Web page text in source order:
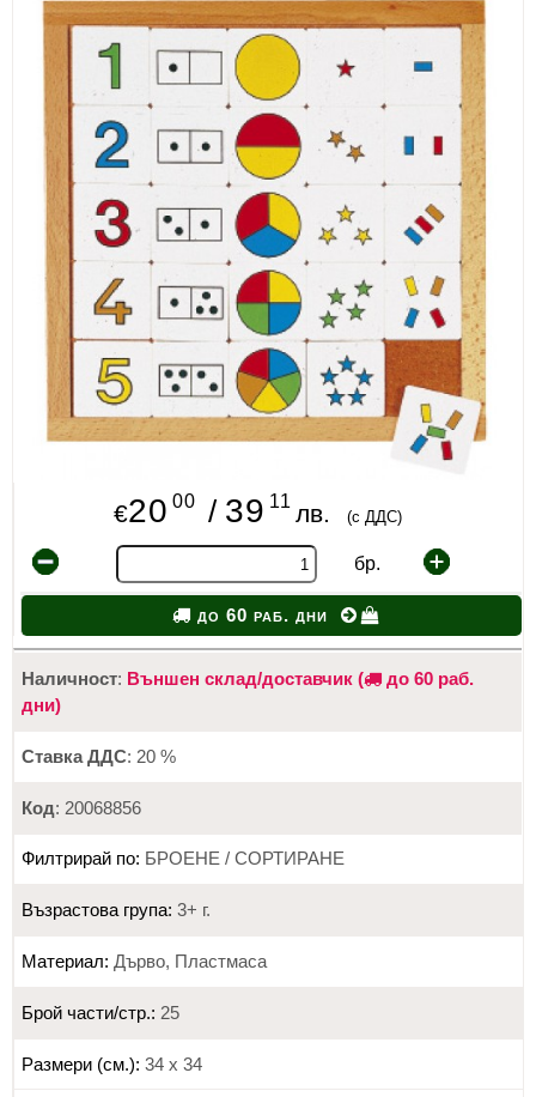
ИЗКУСТВА
СПОРТ
МЕБЕЛИ И ОБОРУДВАНЕ
КАНЦЕЛАРСКИ МАТЕРИАЛИ
КНИГИ И УЧЕБНИЦИ
БДП
НОВИ
ПРОМОЦИИ
ИНСТРУМЕНТИ
€20 00 / 39 11 лв. (с ДДС)
бр.
до 60 раб. дни
Наличност: Външен склад/доставчик (
до 60 раб.
дни)
Ставка ДДС: 20 %
Код: 20068856
Филтрирай по: БРОЕНЕ / СОРТИРАНЕ
Възрастова група: 3+ г.
Материал: Дърво, Пластмаса
Брой части/стр.: 25
Размери (см.): 34 х 34